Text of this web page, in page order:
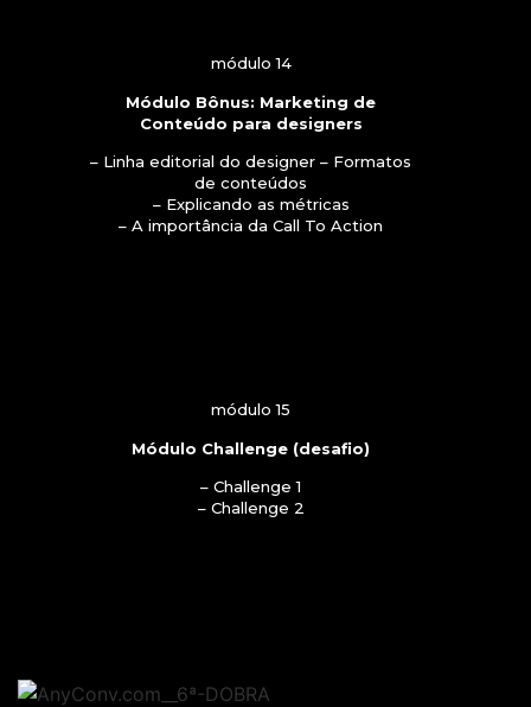
módulo 14
Módulo Bônus: Marketing de
Conteúdo para designers
– Linha editorial do designer – Formatos
de conteúdos
– Explicando as métricas
– A importância da Call To Action
módulo 15
Módulo Challenge (desafio)
– Challenge 1
– Challenge 2